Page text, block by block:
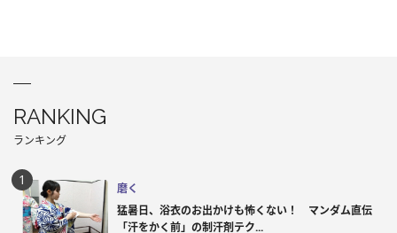
RANKING
ランキング
磨く
猛暑日、浴衣のお出かけも怖くない！ マンダム直伝
「汗をかく前」の制汗剤テク...